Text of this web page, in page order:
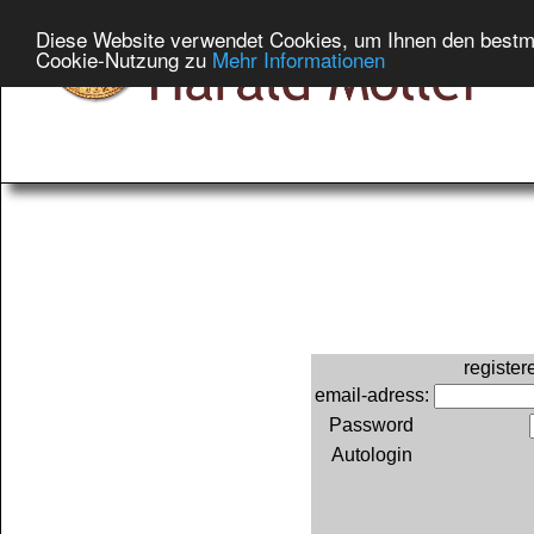
Diese Website verwendet Cookies, um Ihnen den
Cookie-Nutzung zu Mehr Informationen
email-adress:
Password
Autologin